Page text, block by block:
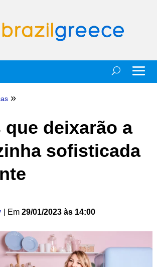
»
que deixarão a
sofisticada
| Em 29/01/2023 às 14:00